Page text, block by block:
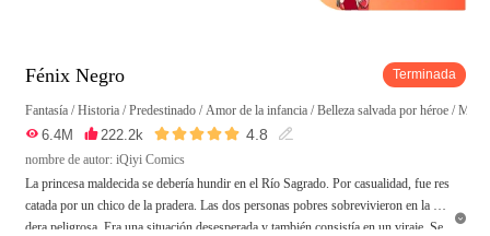
Fénix Negro Terminada
Fantasía /Historia /Predestinado / Amor de la infancia /Belleza salvada por héroe /
 6.4M  222.2k  4.8 
nombre de autor: iQiyi Comics
La princesa maldecida se debería hundir en el Río Sagrado. Por casualidad, fue res
catada por un chico de la pradera. Las dos personas pobres sobrevivieron en la pra
dera peligrosa. Era una situación desesperada y también consistía en un viraje. Se
